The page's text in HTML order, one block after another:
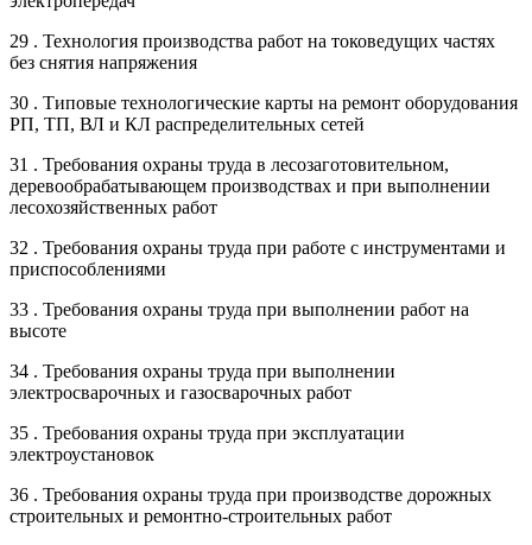
29 . Технология производства работ на токоведущих частях
без снятия напряжения
30 . Типовые технологические карты на ремонт оборудования
РП, ТП, ВЛ и КЛ распределительных сетей
31 . Требования охраны труда в лесозаготовительном,
деревообрабатывающем производствах и при выполнении
лесохозяйственных работ
32 . Требования охраны труда при работе с инструментами и
приспособлениями
33 . Требования охраны труда при выполнении работ на
высоте
34 . Требования охраны труда при выполнении
электросварочных и газосварочных работ
35 . Требования охраны труда при эксплуатации
электроустановок
36 . Требования охраны труда при производстве дорожных
строительных и ремонтно-строительных работ